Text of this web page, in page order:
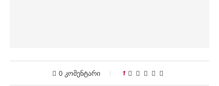
0 კომენტარი 1